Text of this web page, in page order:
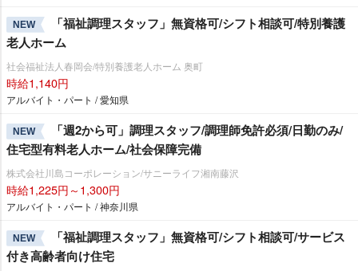
NEW
「福祉調理スタッフ」無資格可/シフト相談可/特別養護
老人ホーム
社会福祉法人春岡会/特別養護老人ホーム 奥町
時給1,140円
アルバイト・パート / 愛知県
NEW
「週2から可」調理スタッフ/調理師免許必須/日勤のみ/
住宅型有料老人ホーム/社会保障完備
株式会社川島コーポレーション/サニーライフ湘南藤沢
時給1,225円～1,300円
アルバイト・パート / 神奈川県
NEW
「福祉調理スタッフ」無資格可/シフト相談可/サービス
付き高齢者向け住宅